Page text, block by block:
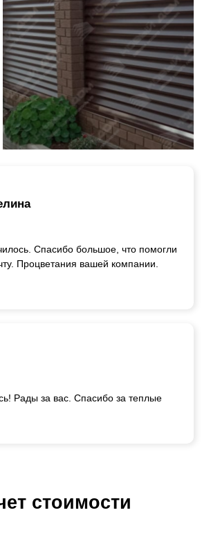
Спасибо большое, что помогли
Процветания вашей компании.
Рады за вас. Спасибо за теплые
стоимости